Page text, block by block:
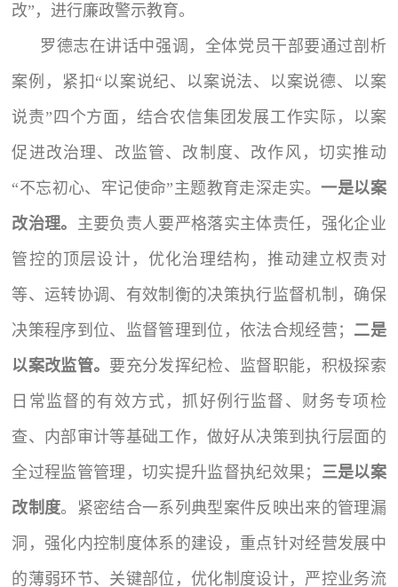
改”，进行廉政警示教育。
罗德志在讲话中强调，全体党员干部要通过剖析
案例，紧扣 “以案说纪、以案说法、以案说德、以案
说责”四个方面，结合农信集团发展工作实际，以案
促进改治理、改监管、改制度、改作风，切实推动
“不忘初心、牢记使命”主题教育走深走实。一是以案
改治理。
主要负责人要严格落实主体责任，强化企业
管控的顶层设计，优化治理结构，推动建立权责对
等、运转协调、有效制衡的决策执行监督机制，确保
决策程序到位、监督管理到位，依法合规经营； 二是
以案改监管。 要充分发挥纪检、监督职能，积极探索
日常监督的有效方式，抓好例行监督、财务专项检
查、内部审计等基础工作，做好从决策到执行层面的
全过程监管管理，切实提升监督执纪效果； 三是以案
改制度。紧密结合一系列典型案件反映出来的管理漏
洞，强化内控制度体系的建设，重点针对经营发展中
的薄弱环节、关键部位，优化制度设计，严控业务流